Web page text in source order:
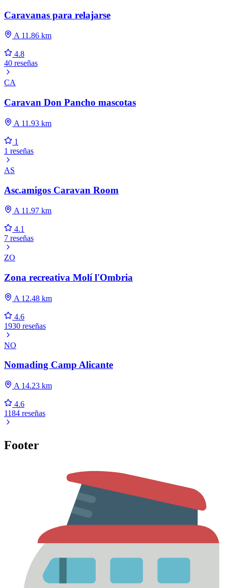
Caravanas para relajarse
A 11.86 km
4.8
40 reseñas
CA
Caravan Don Pancho mascotas
A 11.93 km
1
1 reseñas
AS
Asc.amigos Caravan Room
A 11.97 km
4.1
7 reseñas
ZO
Zona recreativa Molí l'Ombria
A 12.48 km
4.6
1930 reseñas
NO
Nomading Camp Alicante
A 14.23 km
4.6
1184 reseñas
Footer